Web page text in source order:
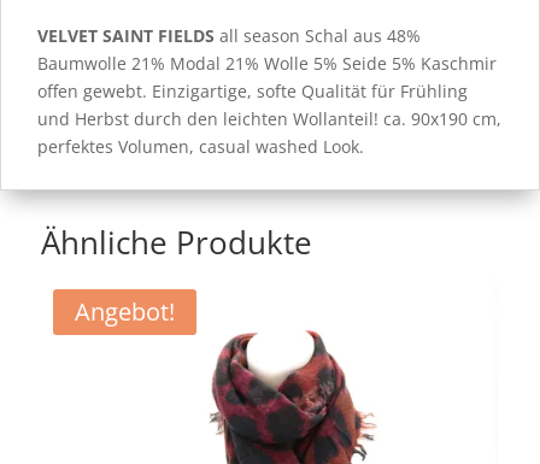
VELVET SAINT FIELDS all season Schal aus 48%
Baumwolle 21% Modal 21% Wolle 5% Seide 5% Kaschmir
offen gewebt. Einzigartige, softe Qualität für Frühling
und Herbst durch den leichten Wollanteil! ca. 90x190 cm,
perfektes Volumen, casual washed Look.
Ähnliche Produkte
Angebot!